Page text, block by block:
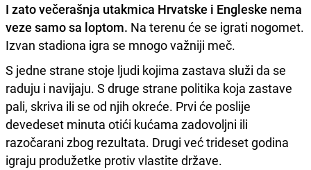
I zato večerašnja utakmica Hrvatske i Engleske nema
veze samo sa loptom. Na terenu će se igrati nogomet.
Izvan stadiona igra se mnogo važniji meč.
S jedne strane stoje ljudi kojima zastava služi da se
raduju i navijaju. S druge strane politika koja zastave
pali, skriva ili se od njih okreće. Prvi će poslije
devedeset minuta otići kućama zadovoljni ili
razočarani zbog rezultata. Drugi već trideset godina
igraju produžetke protiv vlastite države.